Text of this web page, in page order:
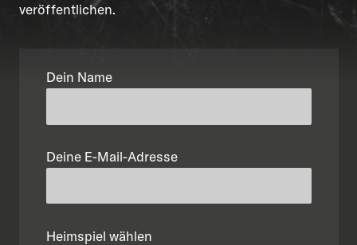
veröffentlichen.
Dein Name
Deine E-Mail-Adresse
Heimspiel wählen